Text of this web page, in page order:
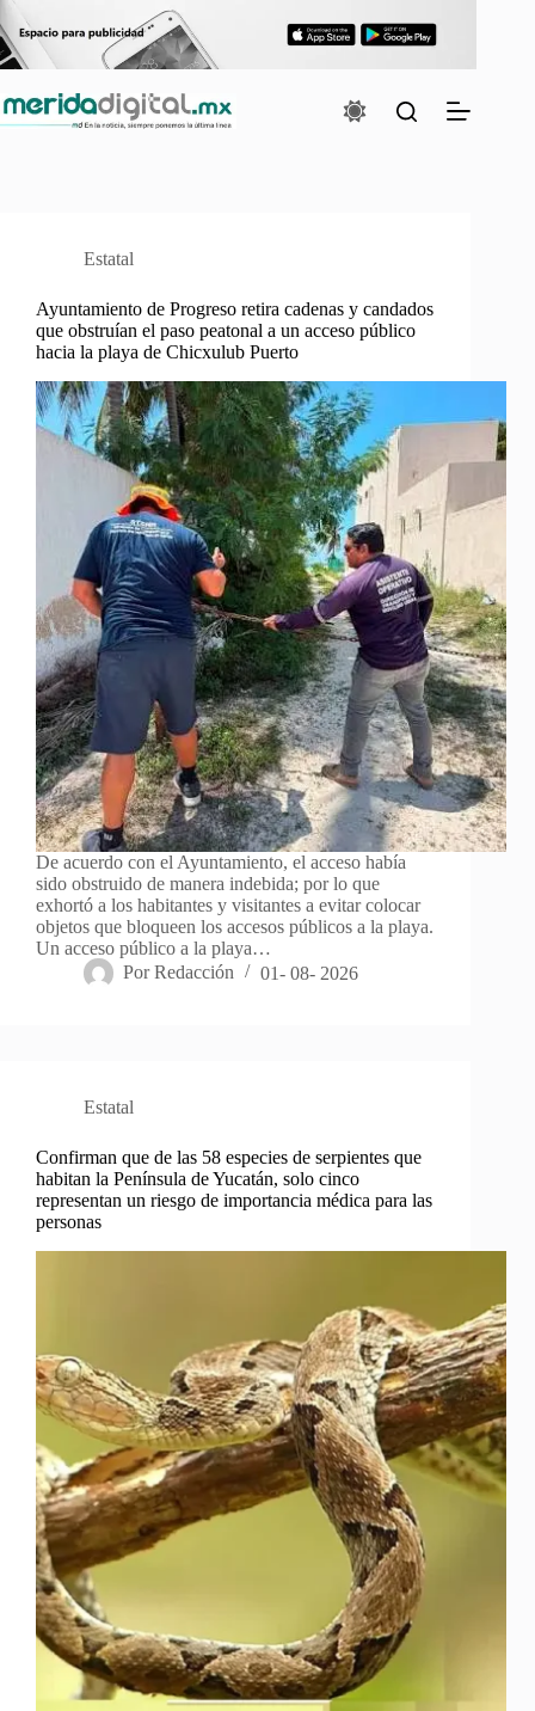
al
contenido
Estatal
Ayuntamiento de Progreso retira cadenas y candados
que obstruían el paso peatonal a un acceso público
hacia la playa de Chicxulub Puerto
De acuerdo con el Ayuntamiento, el acceso había
sido obstruido de manera indebida; por lo que
exhortó a los habitantes y visitantes a evitar colocar
objetos que bloqueen los accesos públicos a la playa.
Un acceso público a la playa…
Por Redacción 01- 08- 2026
Estatal
Confirman que de las 58 especies de serpientes que
habitan la Península de Yucatán, solo cinco
representan un riesgo de importancia médica para las
personas